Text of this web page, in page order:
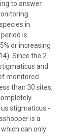
to answer
in
is
or increasing
Since the 2
and
monitored
than 30 sites,
stigmaticus -
is a
can only